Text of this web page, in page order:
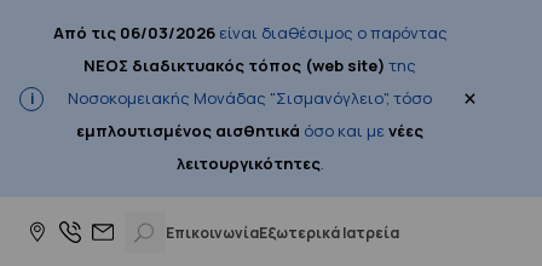
Από τις 06/03/2026είναι διαθέσιμος ο παρόντας
ΝΕΟΣ διαδικτυακός τόπος (web site) της
Νοσοκομειακής Μονάδας "Σισμανόγλειο", τόσο
εμπλουτισμένος αισθητικά όσο και μενέες
λειτουργικότητες.
×
ΕπικοινωνίαΕξωτερικά Ιατρεία